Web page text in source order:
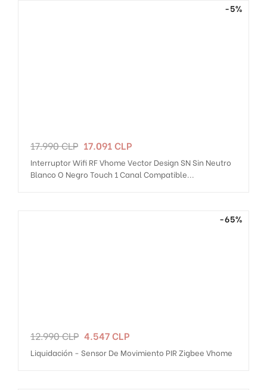
Precio
17.990 CLP
-5%
Precio
17.091 CLP
Interruptor Wifi RF Vhome Vector Design SN Sin Neutro
Blanco O Negro Touch 1 Canal Compatible...
Precio
12.990 CLP
-65%
Precio
4.547 CLP
Liquidación - Sensor De Movimiento PIR Zigbee Vhome